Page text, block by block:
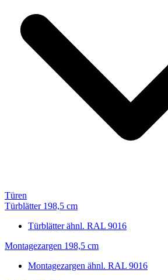
Türen
Türblätter 198,5 cm
Türblätter ähnl. RAL 9016
Montagezargen 198,5 cm
Montagezargen ähnl. RAL 9016